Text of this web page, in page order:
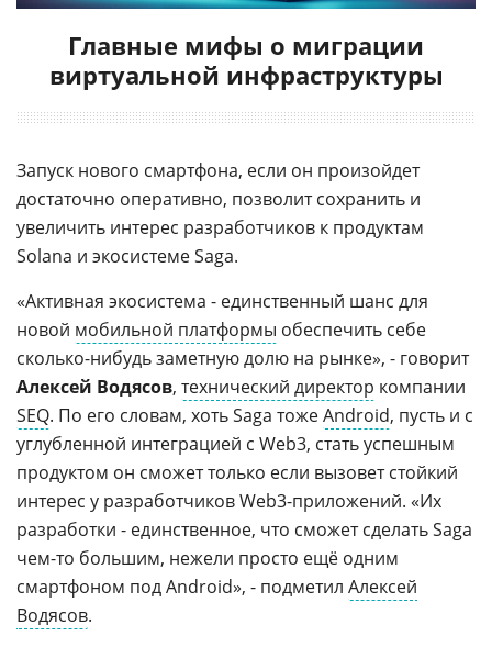
Главные мифы о миграции
виртуальной инфраструктуры
Запуск нового смартфона, если он произойдет
достаточно оперативно, позволит сохранить и
увеличить интерес разработчиков к продуктам
Solana и экосистеме Saga.
«Активная экосистема - единственный шанс для
новой мобильной платформы обеспечить себе
сколько-нибудь заметную долю на рынке», - говорит
Алексей Водясов, технический директор компании
SEQ. По его словам, хоть Saga тожеAndroid, пусть и с
углубленной интеграцией с Web3, стать успешным
продуктом он сможет только если вызовет стойкий
интерес у разработчиков Web3-приложений. «Их
разработки - единственное, что сможет сделать Saga
чем-то большим, нежели просто ещё одним
смартфоном под Android», - подметил Алексей
Водясов.